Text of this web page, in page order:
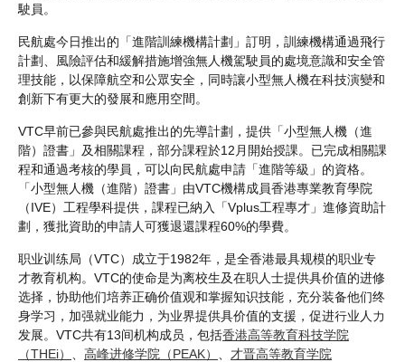
駛員。
民航處今日推出的「進階訓練機構計劃」訂明，訓練機構通過飛行
計劃、風險評估和緩解措施增強無人機駕駛員的處境意識和安全管
理技能，以保障航空和公眾安全，同時讓小型無人機在科技演變和
創新下有更大的發展和應用空間。
VTC早前已參與民航處推出的先導計劃，提供「小型無人機（進
階）證書」及相關課程，部分課程於12月開始授課。已完成相關課
程和通過考核的學員，可以向民航處申請「進階等級」的資格。
「小型無人機（進階）證書」由VTC機構成員香港專業教育學院
（IVE）工程學科提供，課程已納入「Vplus工程專才」進修資助計
劃，獲批資助的申請人可獲退還課程60%的學費。
职业训练局（VTC）成立于1982年，是全香港最具规模的职业专
才教育机构。VTC的使命是为离校生及在职人士提供具价值的进修
选择，协助他们培养正确价值观和掌握知识技能，充分装备他们终
身学习，加强就业能力，为业界提供具价值的支援，促进行业人力
发展。VTC共有13间机构成员，包括香港高等教育科技学院
（THEi）
高峰进修学院（PEAK）
才晋高等教育学院